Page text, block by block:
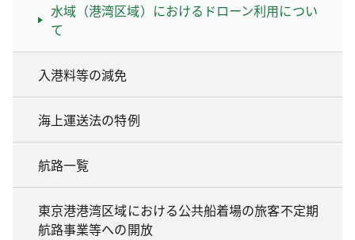
水域（港湾区域）におけるドローン利用につい
て
入港料等の減免
海上運送法の特例
航路一覧
東京港港湾区域における公共船着場の旅客不定期
航路事業等への開放